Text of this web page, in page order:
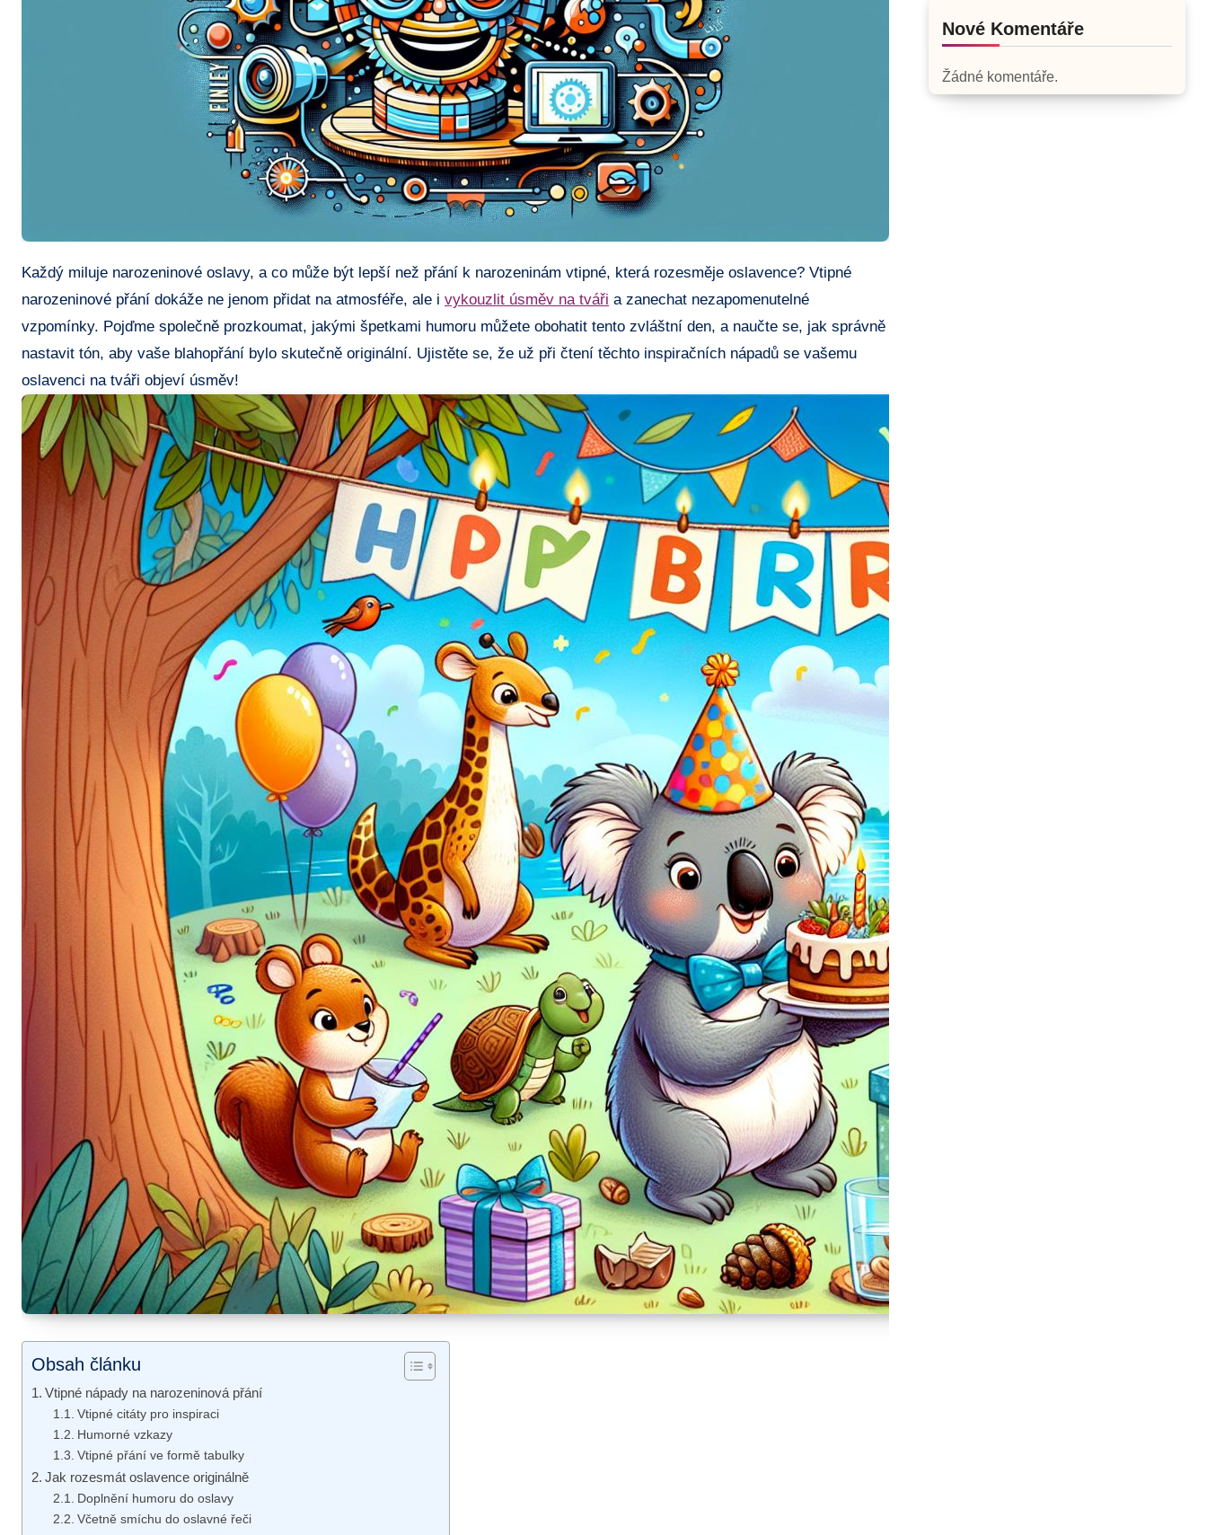
Každý miluje‍ narozeninové oslavy, a co ⁣může být lepší než⁣ přání k narozeninám⁤ vtipné, která rozesměje oslavence? Vtipné
⁣narozeninové přání dokáže ⁣ne‍ jenom přidat ⁢na atmosféře,​ ale i ‌ vykouzlit úsměv na tváři a zanechat nezapomenutelné
vzpomínky. Pojďme společně prozkoumat, jakými ‌špetkami humoru‍ můžete‍ obohatit⁢ tento zvláštní den,‌ a ⁣naučte‌ se, ‍jak správně
nastavit tón,‍ aby vaše ⁤blahopřání ⁣bylo skutečně originální. ‌Ujistěte se, že už ‍při čtení těchto inspiračních nápadů se vašemu
oslavenci na tváři objeví úsměv!
Obsah článku
Vtipné nápady na ‍narozeninová⁢ přání
Vtipné citáty pro⁣ inspiraci
Humorné vzkazy
Vtipné přání ve‌ formě tabulky
Jak rozesmát oslavence originálně
Doplnění humoru ⁤do oslavy
Včetně smíchu⁤ do oslavné řeči
Nové Komentáře
Žádné komentáře.